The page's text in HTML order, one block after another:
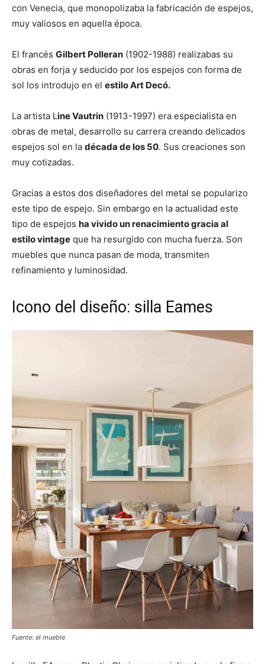
con Venecia, que monopolizaba la fabricación de espejos,
muy valiosos en aquella época.
El francés Gilbert Polleran (1902-1988) realizabas su
obras en forja y seducido por los espejos con forma de
sol los introdujo en el estilo Art Decó.
La artista Line Vautrin (1913-1997) era especialista en
obras de metal, desarrollo su carrera creando delicados
espejos sol en la década de los 50. Sus creaciones son
muy cotizadas.
Gracias a estos dos diseñadores del metal se popularizo
este tipo de espejo. Sin embargo en la actualidad este
tipo de espejos ha vivido un renacimiento gracia al
estilo vintage que ha resurgido con mucha fuerza. Son
muebles que nunca pasan de moda, transmiten
refinamiento y luminosidad.
Icono del diseño: silla Eames
Fuente: el mueble